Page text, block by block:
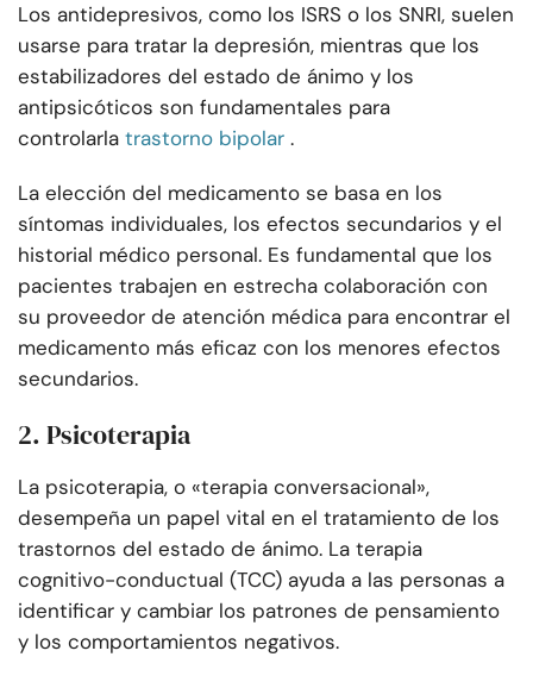
Los antidepresivos, como los ISRS o los SNRI, suelen
usarse para tratar la depresión, mientras que los
estabilizadores del estado de ánimo y los
antipsicóticos son fundamentales para
controlarla trastorno bipolar .
La elección del medicamento se basa en los
síntomas individuales, los efectos secundarios y el
historial médico personal. Es fundamental que los
pacientes trabajen en estrecha colaboración con
su proveedor de atención médica para encontrar el
medicamento más eficaz con los menores efectos
secundarios.
2. Psicoterapia
La psicoterapia, o «terapia conversacional»,
desempeña un papel vital en el tratamiento de los
trastornos del estado de ánimo. La terapia
cognitivo-conductual (TCC) ayuda a las personas a
identificar y cambiar los patrones de pensamiento
y los comportamientos negativos.